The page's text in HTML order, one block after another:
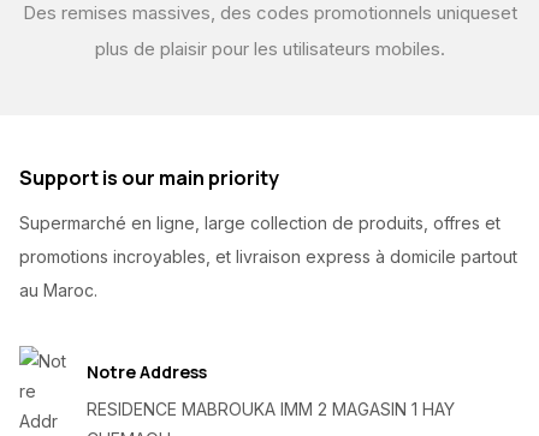
Des remises massives, des codes promotionnels uniqueset
plus de plaisir pour les utilisateurs mobiles.
Support is our main priority
Supermarché en ligne, large collection de produits, offres et
promotions incroyables, et livraison express à domicile partout
au Maroc.
Notre Address
RESIDENCE MABROUKA IMM 2 MAGASIN 1 HAY